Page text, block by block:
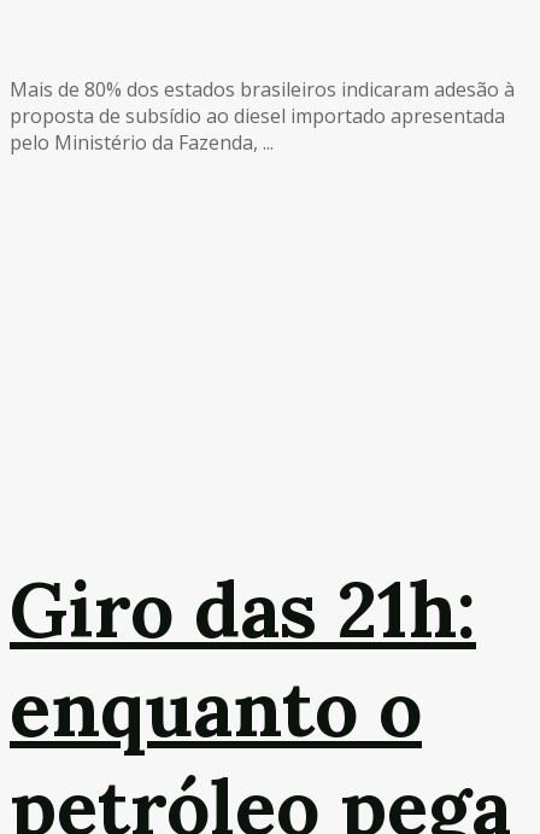
Mais de 80% dos estados brasileiros indicaram adesão à
proposta de subsídio ao diesel importado apresentada
pelo Ministério da Fazenda, ...
Giro das 21h:
enquanto o
petróleo pega